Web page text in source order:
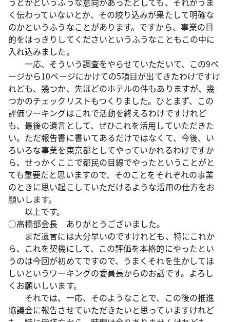
く伝わっていないとか、その絞り込みが果たして明確な
のかというふうなことがあります。ですから、事業の目
的をはっきりしてくださいというふうなこともこの中に
入れ込みました。
一応、そういう調査をやらせていただいて、この9ペ
ージから10ページにかけての5項目が出てきたわけですけ
れども、幾つか、先ほどのホテルの件もありますが、幾
つかのチェックリストもつくりました。ひとまず、この
評価ワーキングはこれで活動を終えるわけですけれど
も、最後の遺言として、ぜひこれを活用していただきた
い。ただ報告書に書いてあるだけではなくて、今後、い
ろいろな事業を東京都としてやっていかれるわけですか
ら、せっかくここで都民の目線でやったということがと
ても重要だと思いますので、そのことをそれぞれの事業
のときに思い起こしていただけるような活用の仕方をお
願いします。
以上です。
○高橋部会長 ありがとうございました。
まだ遺言には大分早いのですけれども、特にこれか
ら、これを契機にして、この評価を本格的にやったとい
うのは今回が初めてですので、うまくそれを生かしてほ
しいというワーキングの委員長からのお話です。よろし
くお願いしいます。
それでは、一応、そのようなことで、この後の推進
協議会に報告させていただきたいと思っていますけれど